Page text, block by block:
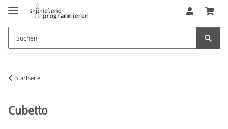
Startseite
Cubetto